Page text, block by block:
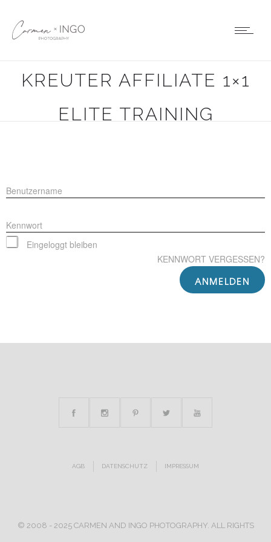
MEGABUNDLE DIRK
KREUTER AFFILIATE 1×1
ELITE TRAINING
Benutzername
Kennwort
Eingeloggt bleiben
KENNWORT VERGESSEN?
AGB DATENSCHUTZ IMPRESSUM
© 2008 - 2025 CARMEN AND INGO PHOTOGRAPHY. ALL RIGHTS